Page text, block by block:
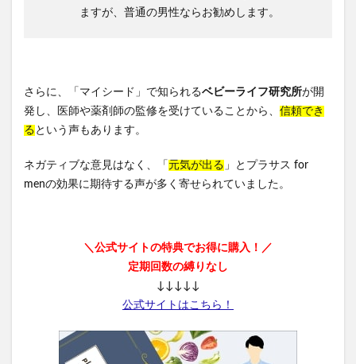
ますが、普通の男性ならお勧めします。
さらに、「マイシード」で知られるベビーライフ研究所が開
発し、医師や薬剤師の監修を受けていることから、 信頼でき
る という声もあります。
ネガティブな意見はなく、「 元気が出る 」とプラサス for
menの効果に期待する声が多く寄せられていました。
＼公式サイトの特典でお得に購入！／
定期回数の縛りなし
↓↓↓↓↓
公式サイトはこちら！